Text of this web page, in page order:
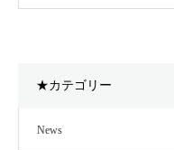
★カテゴリー
News